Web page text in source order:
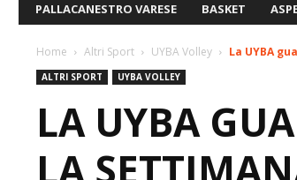
PALLACANESTRO VARESE
BASKET
Home Altri Sport UYBA Volley La UYBA
ALTRI SPORT UYBA VOLLEY
LA UYBA
LA